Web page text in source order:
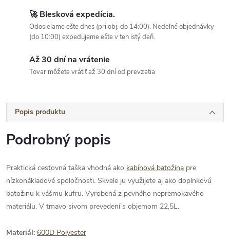
🚀 Blesková expedícia.
Odosielame ešte dnes (pri obj. do 14:00). Nedeľné objednávky
(do 10:00) expedujeme ešte v ten istý deň.
Až 30 dní na vrátenie
Tovar môžete vrátiť až 30 dní od prevzatia
Popis produktu
Podrobný popis
Praktická cestovná taška vhodná ako kabínová batožina pre
nízkonákladové spoločnosti. Skvele ju využijete aj ako doplnkovú
batožinu k vášmu kufru. Vyrobená z pevného nepremokavého
materiálu. V tmavo sivom prevedení s objemom 22,5L.
Materiál: 600D Polyester